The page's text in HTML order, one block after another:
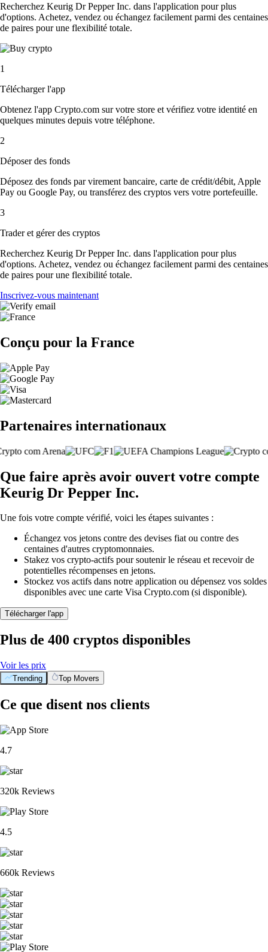
Recherchez Keurig Dr Pepper Inc. dans l'application pour plus
d'options. Achetez, vendez ou échangez facilement parmi des centaines
de paires pour une flexibilité totale.
1
Télécharger l'app
Obtenez l'app Crypto.com sur votre store et vérifiez votre identité en
quelques minutes depuis votre téléphone.
2
Déposer des fonds
Déposez des fonds par virement bancaire, carte de crédit/débit, Apple
Pay ou Google Pay, ou transférez des cryptos vers votre portefeuille.
3
Trader et gérer des cryptos
Recherchez Keurig Dr Pepper Inc. dans l'application pour plus
d'options. Achetez, vendez ou échangez facilement parmi des centaines
de paires pour une flexibilité totale.
Inscrivez-vous maintenant
Conçu pour la France
Partenaires internationaux
Que faire après avoir ouvert votre compte
Keurig Dr Pepper Inc.
Une fois votre compte vérifié, voici les étapes suivantes :
Échangez vos jetons contre des devises fiat ou contre des
centaines d'autres cryptomonnaies.
Stakez vos crypto-actifs pour soutenir le réseau et recevoir de
potentielles récompenses en jetons.
Stockez vos actifs dans notre application ou dépensez vos soldes
disponibles avec une carte Visa Crypto.com (si disponible).
Télécharger l'app
Plus de 400 cryptos disponibles
Voir les prix
Trending Top Movers
Ce que disent nos clients
4.7
320k Reviews
4.5
660k Reviews